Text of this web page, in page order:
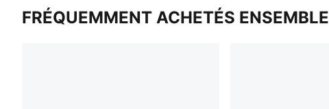
FRÉQUEMMENT ACHETÉS ENSEMBLE